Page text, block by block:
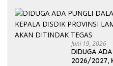
Juni 19, 2026
DIDUGA
2026/2027,